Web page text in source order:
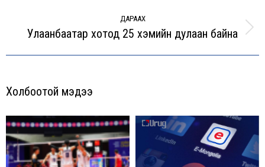
ДАРААХ
Next
Улаанбаатар хотод 25 хэмийн дулаан байна
Холбоотой мэдээ